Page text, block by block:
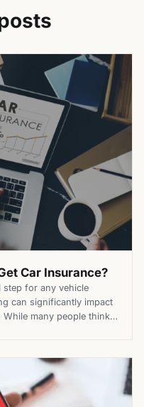
Car Insurance?
step for any vehicle
can significantly impact
many people think
needs. If […]